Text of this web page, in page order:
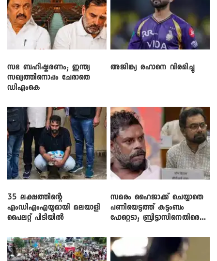
സഭ ബഹിഷ്കരണം; ഇന്ത്യ
സഖ്യത്തിനൊപ്പം ചേരാതെ
ഡിഎംകെ
അജിങ്ക്യ രഹാനെ വിരമിച്ചു
35 ലക്ഷത്തിന്റെ
എംഡിഎംഎയുമായി മലയാളി
പൈലറ്റ് പിടിയിൽ
സമരം ഹൈജാക്ക് ചെയ്യാതെ
പണിയെടുത്ത് കുടുംബം
പോറ്റെടാ; ബ്രിട്ടാസിനെതിരെ